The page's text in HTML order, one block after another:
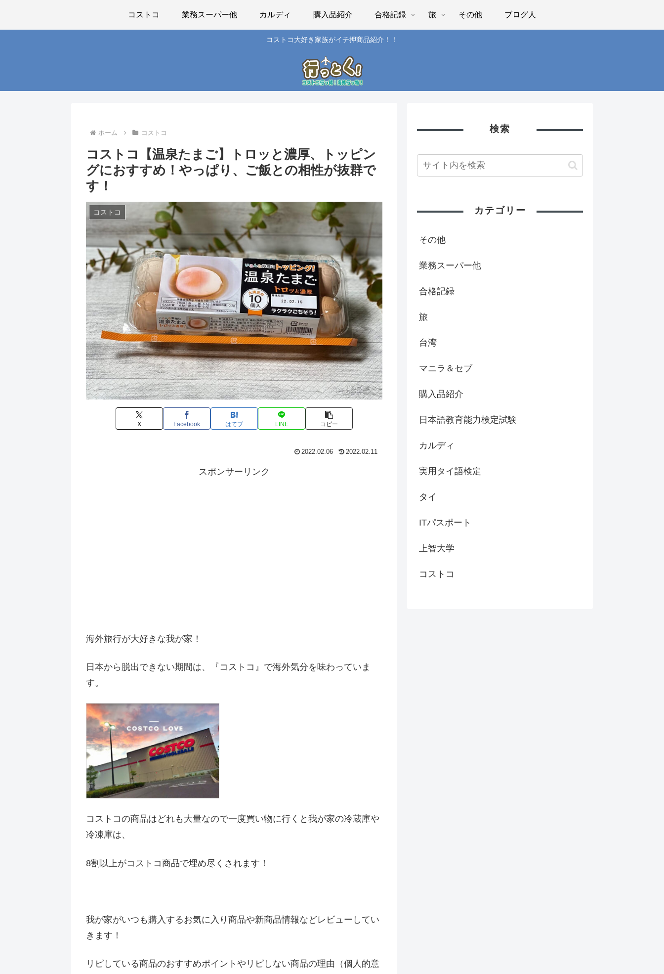
コストコ大好き家族がイチ押商品紹介！！
コストコ 業務スーパー他 カルディ 購入品紹介 合格記録 旅 その他 ブログ人
ホーム コストコ
コストコ【温泉たまご】トロッと濃厚、トッピン
グにおすすめ！やっぱり、ご飯との相性が抜群で
す！
コストコ
X Facebook はてブ LINE コピー
2022.02.06 2022.02.11
スポンサーリンク
海外旅行が大好きな我が家！
日本から脱出できない期間は、『コストコ』 で海外気分を味わっていま
す。
コストコの商品はどれも大量なので一度買い物に行くと我が家の冷蔵庫や
冷凍庫は、
8割以上がコストコ商品で埋め尽くされます！
我が家がいつも購入するお気に入り商品や新商品情報などレビ ューしてい
きます！
リピしている商品のおすすめポイントやリピしない商品の理由（個人的意
検索
カテゴリー
その他
業務スーパー他
合格記録
旅
台湾
マニラ＆セブ
購入品紹介
日本語教育能力検定試験
カルディ
実用タイ語検定
タイ
ITパスポート
上智大学
コストコ